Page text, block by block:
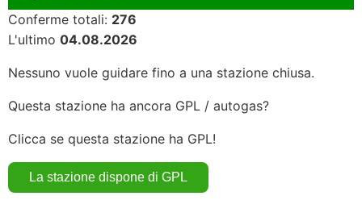
Conferme totali: 276
L'ultimo 04.08.2026
Nessuno vuole guidare fino a una stazione chiusa.
Questa stazione ha ancora GPL / autogas?
Clicca se questa stazione ha GPL!